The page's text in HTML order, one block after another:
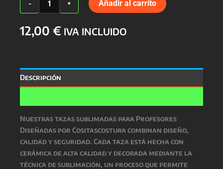
-
PROFESORES
+ Añadir al carrito
12,00 € IVA INCLUIDO
Descripción
Nuestrastazas sublimadas para Profesores
Diseñadas por Cositascostura combinan diseño,
calidad y seguridad. Cada taza está hecha con
cerámica de alta calidady decorada mediante la
técnica de sublimación, un proceso que permite